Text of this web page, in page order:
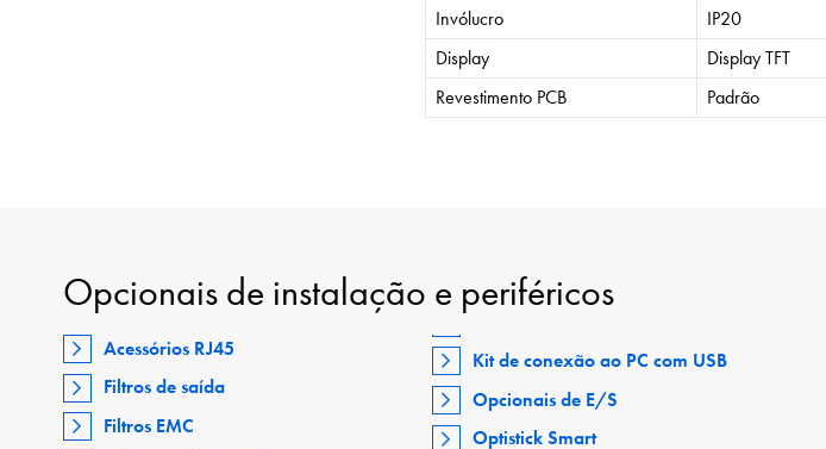
Invólucro
IP20
Display
Display TFT
Revestimento PCB
Padrão
Opcionais de instalação e periféricos
Acessórios RJ45
Filtros de saída
Filtros EMC
Kit de conexão ao PC com USB
Opcionais de E/S
Optistick Smart